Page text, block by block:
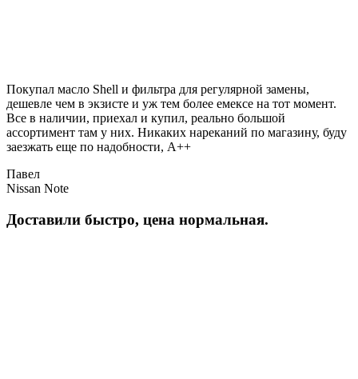
Покупал масло Shell и фильтра для регулярной замены,
дешевле чем в экзисте и уж тем более емексе на тот момент.
Все в наличии, приехал и купил, реально большой
ассортимент там у них. Никаких нареканий по магазину, буду
заезжать еще по надобности, A++
Павел
Nissan Note
Доставили быстро, цена нормальная.